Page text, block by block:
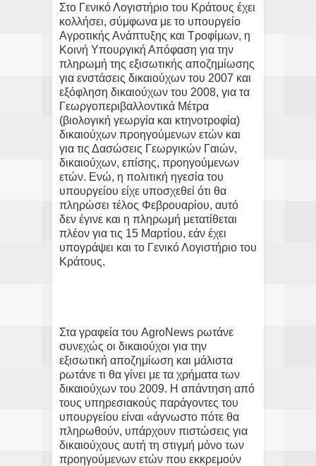
Στο Γενικό Λογιστήριο του Κράτους έχει
κολλήσει, σύμφωνα με το υπουργείο
Αγροτικής Ανάπτυξης και Τροφίμων, η
Κοινή Υπουργική Απόφαση για την
πληρωμή της εξισωτικής αποζημίωσης
για ενστάσεις δικαιούχων του 2007 και
εξόφληση δικαιούχων του 2008, για τα
Γεωργοπεριβαλλοντικά Μέτρα
(βιολογική γεωργία και κτηνοτροφία)
δικαιούχων προηγούμενων ετών και
για τις Δασώσεις Γεωργικών Γαιών,
δικαιούχων, επίσης, προηγούμενων
ετών. Ενώ, η πολιτική ηγεσία του
υπουργείου είχε υποσχεθεί ότι θα
πληρώσει τέλος Φεβρουαρίου, αυτό
δεν έγινε και η πληρωμή μετατίθεται
πλέον για τις 15 Μαρτίου, εάν έχει
υπογράψει και το Γενικό Λογιστήριο του
Κράτους.
Στα γραφεία του AgroNews ρωτάνε
συνεχώς οι δικαιούχοι για την
εξισωτική αποζημίωση και μάλιστα
ρωτάνε τι θα γίνει με τα χρήματα των
δικαιούχων του 2009. Η απάντηση από
τους υπηρεσιακούς παράγοντες του
υπουργείου είναι «άγνωστο πότε θα
πληρωθούν, υπάρχουν πιστώσεις για
δικαιούχους αυτή τη στιγμή μόνο των
προηγούμενων ετών που εκκρεμούν